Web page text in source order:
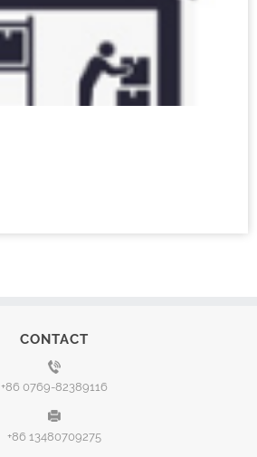
CONTACT
+86 0769-82389116
+86 13480709275